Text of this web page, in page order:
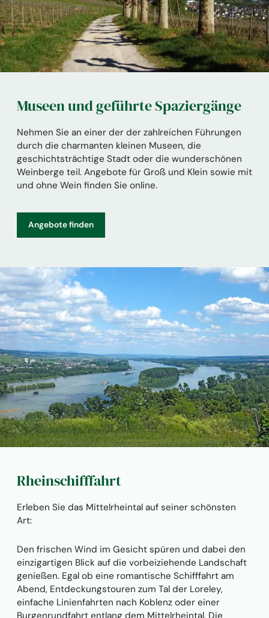
Museen und geführte Spaziergänge
Nehmen Sie an einer der der zahlreichen Führungen
durch die charmanten kleinen Museen, die
geschichtsträchtige Stadt oder die wunderschönen
Weinberge teil. Angebote für Groß und Klein sowie mit
und ohne Wein finden Sie online.
Angebote finden
Rheinschifffahrt
Erleben Sie das Mittelrheintal auf seiner schönsten
Art:
Den frischen Wind im Gesicht spüren und dabei den
einzigartigen Blick auf die vorbeiziehende Landschaft
genießen. Egal ob eine romantische Schifffahrt am
Abend, Entdeckungstouren zum Tal der Loreley,
einfache Linienfahrten nach Koblenz oder einer
Burgenrundfahrt entlang dem Mittelrheintal. Die